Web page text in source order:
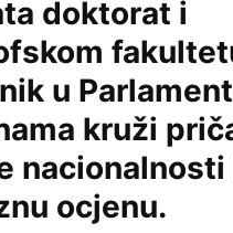
doktorat i
u
kruži
nacionalnosti
ocjenu.